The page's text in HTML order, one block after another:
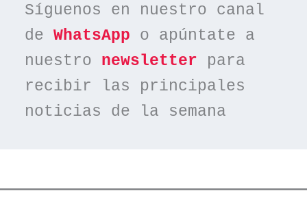
Síguenos en nuestro canal
de WhatsApp o apúntate a
nuestro newsletter para
recibir las principales
noticias de la semana